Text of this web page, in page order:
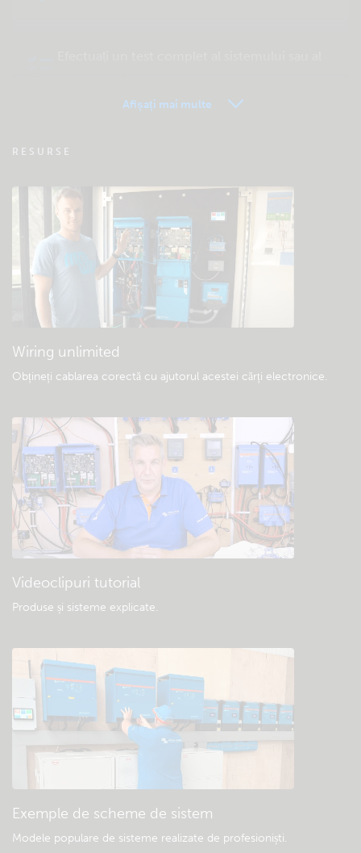
VRM – Monitorizare la distanță – Întrebări
Verificare bază de cunoștințe a comunității
Descărcări generale și documentație
Afișați mai multe
RESURSE
Wiring unlimited
Obțineți cablarea corectă cu ajutorul acestei cărți electronice.
Videoclipuri tutorial
Produse și sisteme explicate.
Exemple de scheme de sistem
Modele populare de sisteme realizate de profesioniști.